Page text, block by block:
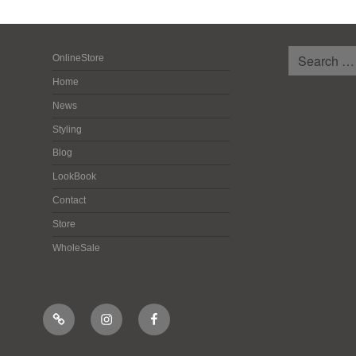
OnlineStore
Home
News
Styling
Blog
LookBook
Contact
Store
WholeSale
Online
Shop
InstagramFacebook